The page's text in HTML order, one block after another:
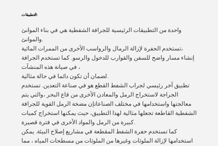
التطبيقات:
واحدة من التطبيقات الرئيسية للجرافة الشفطية هي في بناء الموانئ
والموانئ.
تستخدم الحفرة لإزالة الرمال والرواسب الأخرى من الممرات المائية،
إنشاء مسار واضح للسفن والقوارب للدخول والرسو. كما تستخدم الجرافة
في صيانة هذه المنشآت ،
لضمان أن تكون دائما في حالة مثالية.
تطبيق آخر رئيسي لجراب الشفط القطع هو في صناعة التعدين. تستخدم
الجراجة لاستخراج الرمل والمعادن الأخرى من قاع البحر ،والتي يتم
معالجتها واستخدامها في مختلف الصناعاتإن مضخة الرمل القوية للجرافة
الشفطية القاطعة تجعلها مثالية لهذا التطبيق، حيث يمكنها استخراج كميات
كبيرة من الرمل والمواد الأخرى في فترة قصيرة.
كما تستخدم حفرة الشفط المقطعة في مشاريع إصلاح البيئة. يمكن
استخدامها لإزالة الملوثات وغيرها من الملوثات من مسطحات المياه ، مما